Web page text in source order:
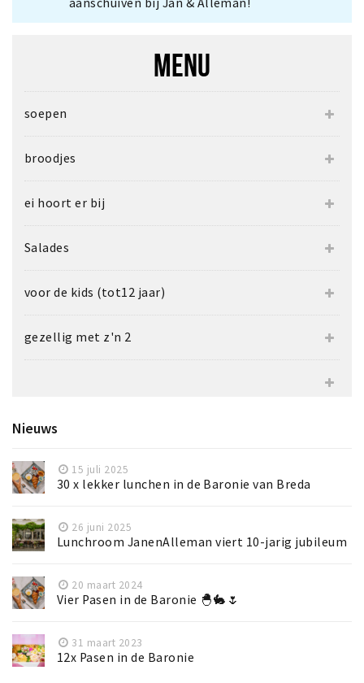
aanschuiven bij Jan & Alleman!
MENU
soepen
broodjes
ei hoort er bij
Salades
voor de kids (tot12 jaar)
gezellig met z'n 2
Nieuws
15 juli 2025
30 x lekker lunchen in de Baronie van Breda
26 juni 2025
Lunchroom JanenAlleman viert 10-jarig jubileum
20 maart 2024
Vier Pasen in de Baronie 🐣🐇🌷
31 maart 2023
12x Pasen in de Baronie